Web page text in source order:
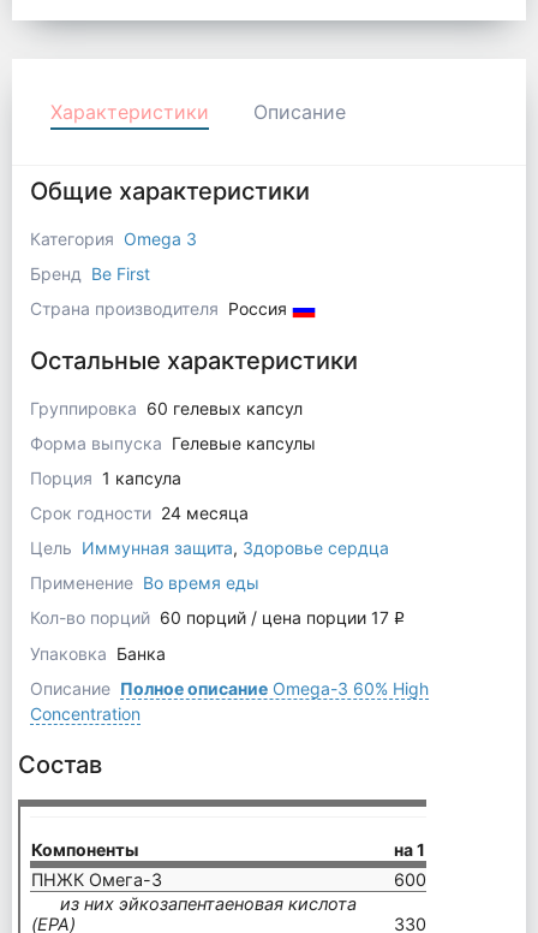
Характеристики Описание
Общие характеристики
Категория Omega 3
Бренд
Be First
Страна производителя Россия
Остальные характеристики
Группировка 60 гелевых капсул
Форма выпуска Гелевые капсулы
Порция 1 капсула
Срок годности 24 месяца
Цель Иммунная защита, Здоровье сердца
Применение Во время еды
Кол-во порций 60 порций / цена порции 17 q
Упаковка Банка
Описание Полное описаниеOmega-3 60% High
Concentration
Состав
Компоненты на 1 капсулу
ПНЖК Омега-3
600 мг
из них эйкозапентаеновая кислота
(EPA)
330 мг